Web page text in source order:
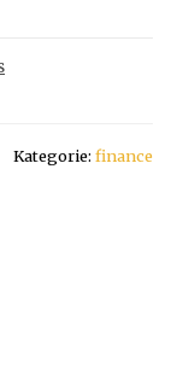
Kategorie: finance